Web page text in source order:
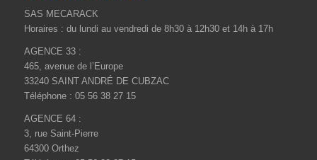
SAS MECARACK
Horaires : du lundi au vendredi de 8h30 à 12h30 et 14h à 17h
AGENCE 33 :
465, avenue de l’Europe
33240 SAINT ANDRÉ DE CUBZAC
Téléphone : 05 56 38 27 15
AGENCE 64 :
3, rue Saint-Pierre
64300 Orthez